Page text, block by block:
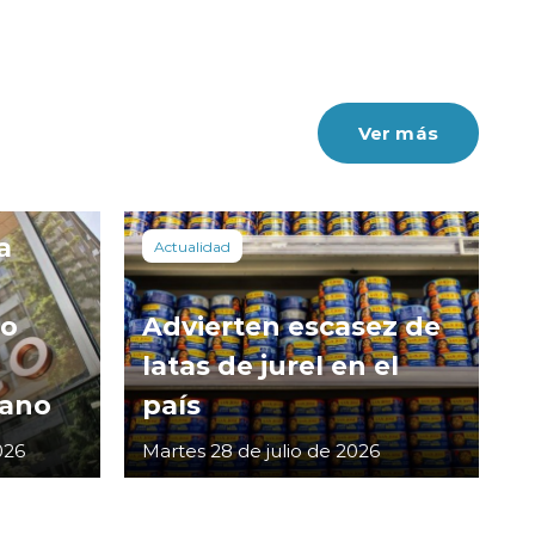
Ver más
Actualidad
Advierten escasez de
latas de jurel en el
país
Martes 28 de julio de 2026